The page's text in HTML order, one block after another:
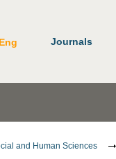
Eng Journals
and Human Sciences